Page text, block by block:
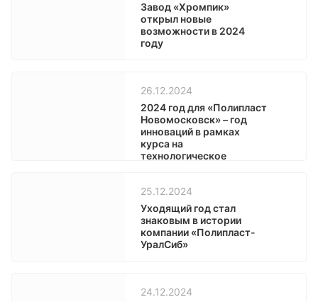
Завод «Хромпик»
открыл новые
возможности в 2024
году
26.12.2024
2024 год для «Полипласт
Новомосковск» – год
инноваций в рамках
курса на
технологическое
25.12.2024
Уходящий год стал
знаковым в истории
компании «Полипласт-
УралСиб»
24.12.2024